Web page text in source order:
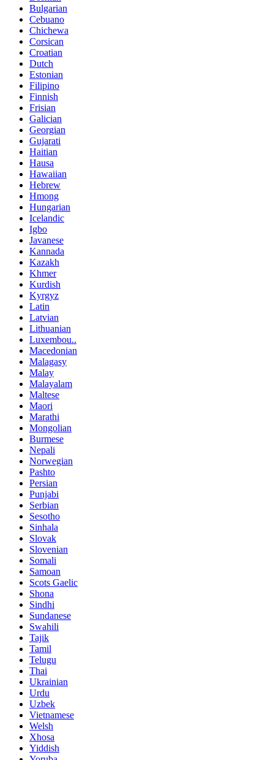
Bulgarian
Cebuano
Chichewa
Corsican
Croatian
Dutch
Estonian
Filipino
Finnish
Frisian
Galician
Georgian
Gujarati
Haitian
Hausa
Hawaiian
Hebrew
Hmong
Hungarian
Icelandic
Igbo
Javanese
Kannada
Kazakh
Khmer
Kurdish
Kyrgyz
Latin
Latvian
Lithuanian
Luxembou..
Macedonian
Malagasy
Malay
Malayalam
Maltese
Maori
Marathi
Mongolian
Burmese
Nepali
Norwegian
Pashto
Persian
Punjabi
Serbian
Sesotho
Sinhala
Slovak
Slovenian
Somali
Samoan
Scots Gaelic
Shona
Sindhi
Sundanese
Swahili
Tajik
Tamil
Telugu
Thai
Ukrainian
Urdu
Uzbek
Vietnamese
Welsh
Xhosa
Yiddish